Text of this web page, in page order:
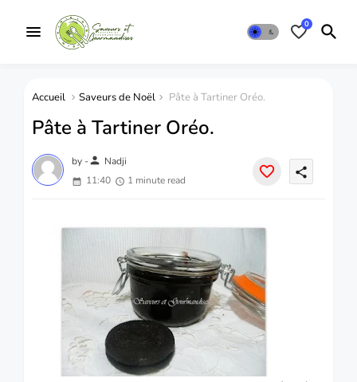
0
Accueil Saveurs de Noël Pâte à Tartiner Oréo.
Pâte à Tartiner Oréo.
by -person Nadji
11:40
1 minute read
share